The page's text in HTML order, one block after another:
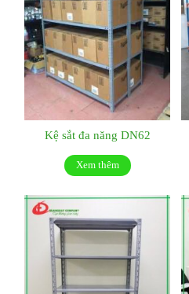
Kệ sắt đa năng DN62
Xem thêm